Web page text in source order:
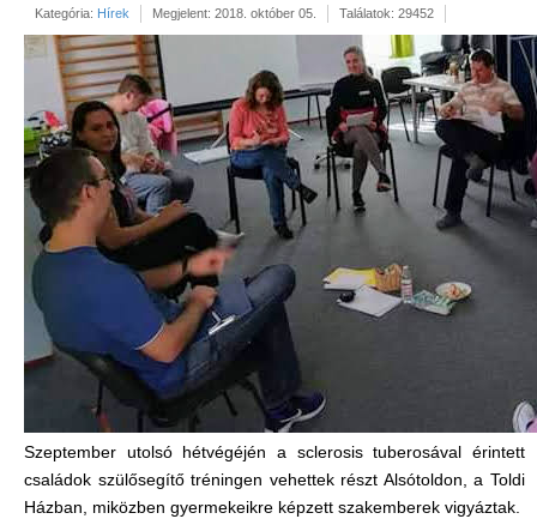
Kategória: Hírek Megjelent: 2018. október 05. Találatok: 29452
Szeptember utolsó hétvégéjén a sclerosis tuberosával érintett
családok szülősegítő tréningen vehettek részt Alsótoldon, a Toldi
Házban, miközben gyermekeikre képzett szakemberek vigyáztak.